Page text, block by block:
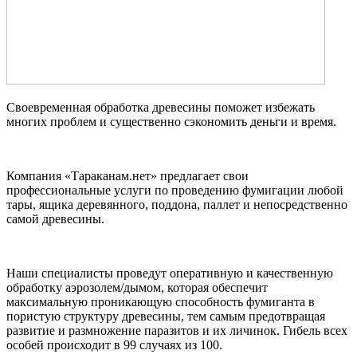
Своевременная обработка древесины поможет избежать
многих проблем и существенно сэкономить деньги и время.
Компания «Тараканам.нет» предлагает свои
профессиональные услуги по проведению фумигации любой
тары, ящика деревянного, поддона, паллет и непосредственно
самой древесины.
Наши специалисты проведут оперативную и качественную
обработку аэрозолем/дымом, которая обеспечит
максимальную проникающую способность фумиганта в
пористую структуру древесины, тем самым предотвращая
развитие и размножение паразитов и их личинок. Гибель всех
особей происходит в 99 случаях из 100.